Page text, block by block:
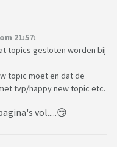
21:57:
topics gesloten worden bij
topic moet en dat de
tvp/happy new topic etc.
vol.....😏